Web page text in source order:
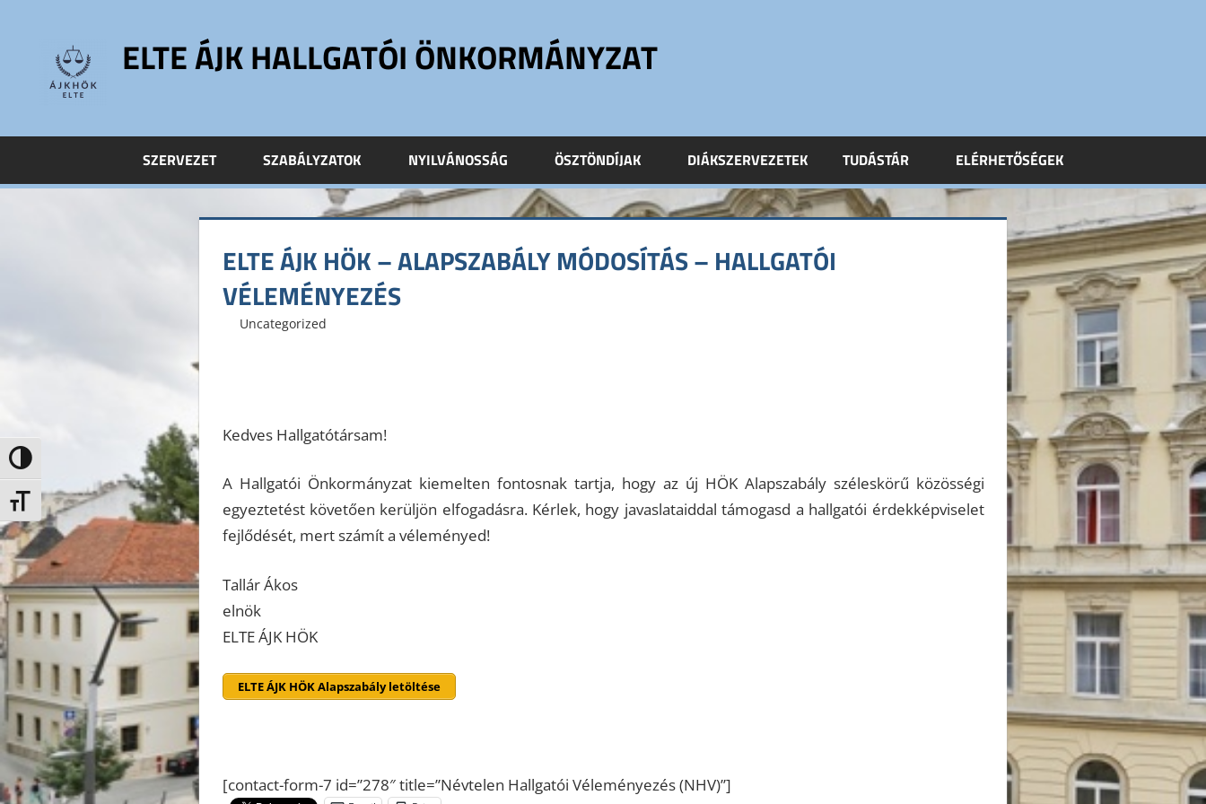
Nagy kontraszt váltása
Betűméret váltása
content
ELTE ÁJK HALLGATÓI ÖNKORMÁNYZAT
ELTE
Kar
SZERVEZET SZABÁLYZATOK NYILVÁNOSSÁG ÖSZTÖNDÍJAK DIÁKSZERVEZETEK TUDÁSTÁR ELÉRHETŐSÉGEK
ELTE ÁJK HÖK – ALAPSZABÁLY MÓDOSÍTÁS – HALLGATÓI
VÉLEMÉNYEZÉS
2014. november 12.
ELTE ÁJK HÖK
Uncategorized
Kedves Hallgatótársam!
A Hallgatói Önkormányzat kiemelten fontosnak tartja, hogy az új HÖK Alapszabály széleskörű közösségi
egyeztetést követően kerüljön elfogadásra. Kérlek, hogy javaslataiddal támogasd a hallgatói érdekképviselet
fejlődését, mert számít a véleményed!
Tallár Ákos
elnök
ELTE ÁJK HÖK
ELTE ÁJK HÖK Alapszabály letöltése
[contact-form-7 id=”278″ title=”Névtelen Hallgatói Véleményezés (NHV)”]